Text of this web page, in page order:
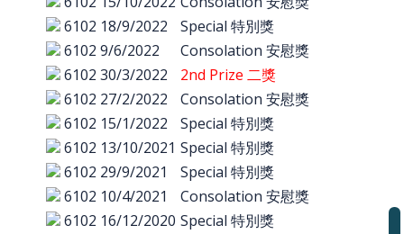
6102 18/9/2022
Special 特別獎
6102 9/6/2022
Consolation 安慰獎
6102 30/3/2022
2nd Prize 二獎
6102 27/2/2022
Consolation 安慰獎
6102 15/1/2022
Special 特別獎
6102 13/10/2021 Special 特別獎
6102 29/9/2021
Special 特別獎
6102 10/4/2021
Consolation 安慰獎
6102 16/12/2020 Special 特別獎